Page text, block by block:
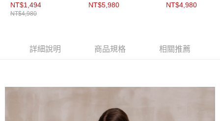
４．使用「AFTEE先享後付」時，將依據個別帳號之用戶狀況，依本公司即
時審查核予不同之上限額度；若仍有額度不足之情形，本公司將視審查結果
恩沛科技股份有限公司將有權停止該用戶之使用額度並採取法律行動。
NT$1,494
NT$4,980
NT$5,980
NT$4,980
詳細說明 商品規格 相關推薦